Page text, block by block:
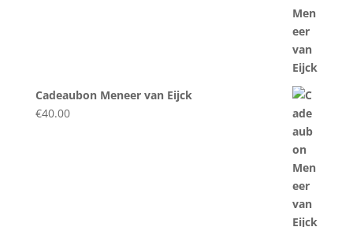
Cadeaubon Meneer van Eijck
€40.00